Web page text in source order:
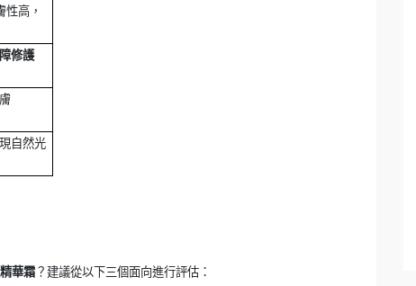
性高，
修護
自然光
華霜 ？建議從以下三個面向進行評估：